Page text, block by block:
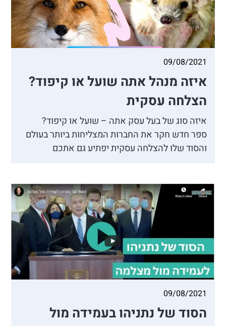
09/08/2021
איזה מנהל אתה שועל או קיפוד?
הצלחה עסקית
איזה סוג של בעל עסק אתה – שועל או קיפוד?
ספר חדש חקר את החברות המצליחות ביותר בעולם
והסוד שלו להצלחה עסקית יפתיע גם אתכם
09/08/2021
הסוד של נתניהו בעמידה מול